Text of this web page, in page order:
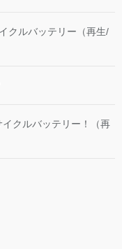
クルバッテリー（再生/
クルバッテリー！（再